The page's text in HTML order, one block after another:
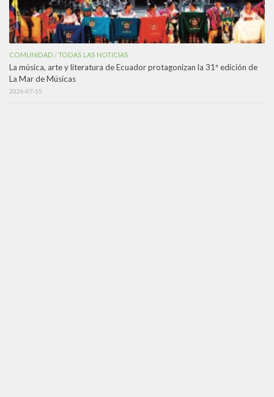
COMUNIDAD /TODAS LAS NOTICIAS
La música, arte y literatura de Ecuador protagonizan la 31ª edición de
La Mar de Músicas
2026-07-15